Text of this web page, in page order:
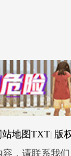
站地图TXT 版
，请联系我